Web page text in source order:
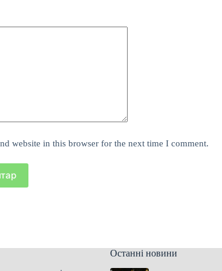
website in this browser for the next time I comment.
Останні новини